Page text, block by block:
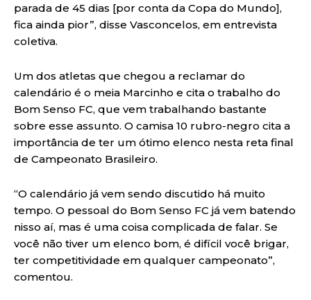
parada de 45 dias [por conta da Copa do Mundo],
fica ainda pior”, disse Vasconcelos, em entrevista
coletiva.
Um dos atletas que chegou a reclamar do
calendário é o meia Marcinho e cita o trabalho do
Bom Senso FC, que vem trabalhando bastante
sobre esse assunto. O camisa 10 rubro-negro cita a
importância de ter um ótimo elenco nesta reta final
de Campeonato Brasileiro.
“O calendário já vem sendo discutido há muito
tempo. O pessoal do Bom Senso FC já vem batendo
nisso aí, mas é uma coisa complicada de falar. Se
você não tiver um elenco bom, é difícil você brigar,
ter competitividade em qualquer campeonato”,
comentou.